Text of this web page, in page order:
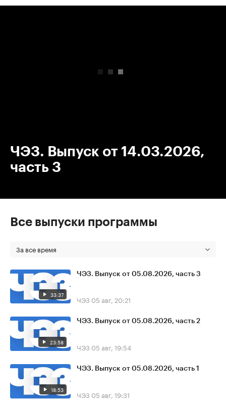
ЧЭЗ. Выпуск от 14.03.2026,
часть 3
Все выпуски программы
За все время
33:37
ЧЭЗ. Выпуск от 05.08.2026, часть 3
ЧЭЗ 05 авг, 20:21
23:58
ЧЭЗ. Выпуск от 05.08.2026, часть 2
ЧЭЗ 05 авг, 19:54
18:53
ЧЭЗ. Выпуск от 05.08.2026, часть 1
ЧЭЗ 05 авг, 19:31